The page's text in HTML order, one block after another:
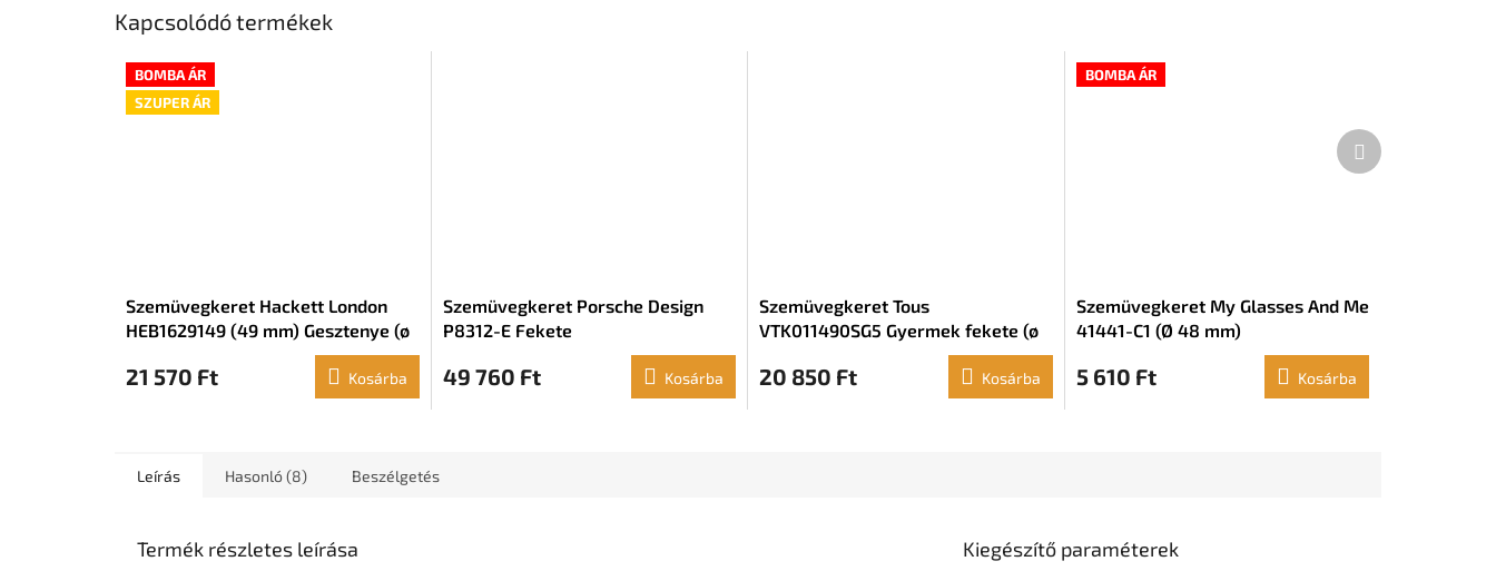
Kapcsolódó termékek
BOMBA ÁR
SZUPER ÁR
Szemüvegkeret Hackett London
HEB1629149 (49 mm) Gesztenye (ø
21 570 Ft Kosárba
Szemüvegkeret Porsche Design
P8312-E Fekete
49 760 Ft Kosárba
Szemüvegkeret Tous
VTK011490SG5 Gyermek fekete (ø
20 850 Ft Kosárba
BOMBA ÁR
Szemüvegkeret My Glasses And Me
41441-C1 (Ø 48 mm)
5 610 Ft Kosárba
Következő
termék
Leírás Hasonló (8) Beszélgetés
Termék részletes leírása Kiegészítő paraméterek